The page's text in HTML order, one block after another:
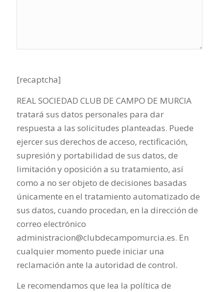
[recaptcha]
REAL SOCIEDAD CLUB DE CAMPO DE MURCIA
tratará sus datos personales para dar
respuesta a las solicitudes planteadas. Puede
ejercer sus derechos de acceso, rectificación,
supresión y portabilidad de sus datos, de
limitación y oposición a su tratamiento, así
como a no ser objeto de decisiones basadas
únicamente en el tratamiento automatizado de
sus datos, cuando procedan, en la dirección de
correo electrónico
administracion@clubdecampomurcia.es. En
cualquier momento puede iniciar una
reclamación ante la autoridad de control.
Le recomendamos que lea la política de